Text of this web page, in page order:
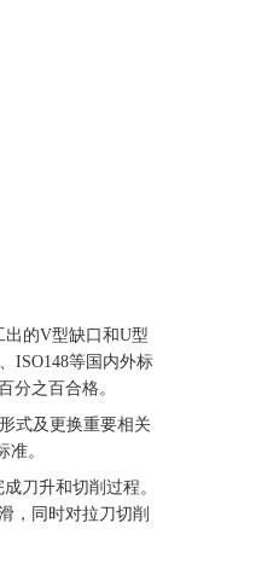
的V型缺口和U型
ISO148等国内外标
分之百合格。
式及更换重要相关
。
刀升和切削过程。
，同时对拉刀切削